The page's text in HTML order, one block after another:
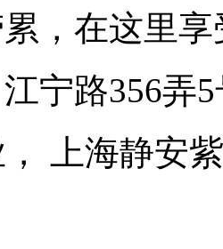
，在这里享
宁路356弄
， 上海静